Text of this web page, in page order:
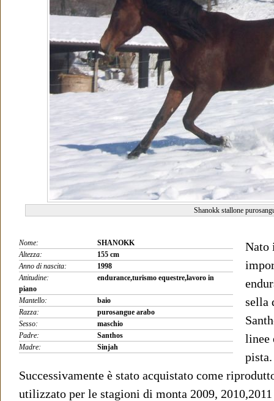
Shanokk stallone
Nome:
SHANOKK
Altezza:
155 cm
Anno di nascita:
1998
Attitudine:
endurance,turismo equestre,lavoro in
piano
Mantello:
baio
Razza:
purosangue arabo
Sesso:
maschio
Padre:
Santhos
Madre:
Sinjah
Nato
sella
linee
pista.
Successivamente è stato acquistato come
utilizzato per le stagioni di monta 2009, 2010,2011